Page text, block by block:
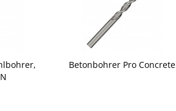
Betonbohrer Pro Concrete